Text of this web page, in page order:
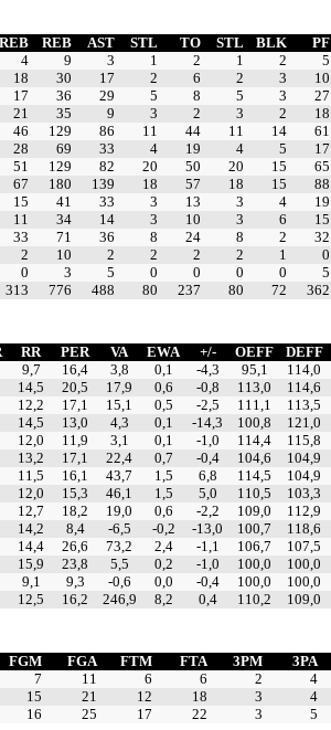
REB AST STL TO STL BLK PF
4 9 3 1 2 1 2 5
18 30 17 2 6 2 3 10
17 36 29 5 8 5 3 27
21 35 9 3 2 3 2 18
46 129 86 11 44 11 14 61
28 69 33 4 19 4 5 17
51 129 82 20 50 20 15 65
67 180 139 18 57 18 15 88
15 41 33 3 13 3 4 19
11 34 14 3 10 3 6 15
33 71 36 8 24 8 2 32
2 10 2 2 2 2 1 0
0 3 5 0 0 0 0 5
313 776 488 80 237 80 72 362
RR PER VA EWA +/- OEFF
DEFF
9,7 16,4 3,8 0,1 -4,3 95,1
114,0
14,5 20,5 17,9 0,6 -0,8 113,0
114,6
12,2 17,1 15,1 0,5 -2,5 111,1
113,5
14,5 13,0 4,3 0,1 -14,3 100,8
121,0
12,0 11,9 3,1 0,1 -1,0 114,4
115,8
13,2 17,1 22,4 0,7 -0,4 104,6
104,9
11,5 16,1 43,7 1,5 6,8 114,5
104,9
12,0 15,3 46,1 1,5 5,0 110,5
103,3
12,7 18,2 19,0 0,6 -2,2 109,0
112,9
14,2 8,4 -6,5 -0,2 -13,0 100,7
118,6
14,4 26,6 73,2 2,4 -1,1 106,7
107,5
15,9 23,8 5,5 0,2 -1,0 100,0
100,0
9,1 9,3 -0,6 0,0 -0,4 100,0
100,0
12,5 16,2 246,9 8,2 0,4 110,2 109,0
FGM FGA FTM FTA 3PM
3PA
7 11 6 6 2
4
15 21 12 18 3
4
16 25 17 22 3 5